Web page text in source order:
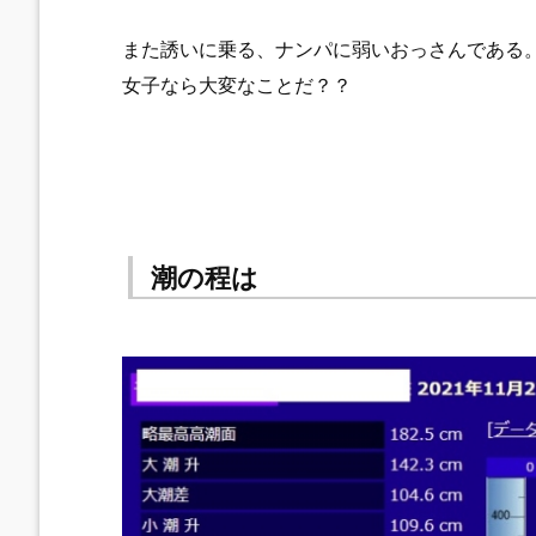
また誘いに乗る、ナンパに弱いおっさんである
女子なら大変なことだ？？
潮の程は